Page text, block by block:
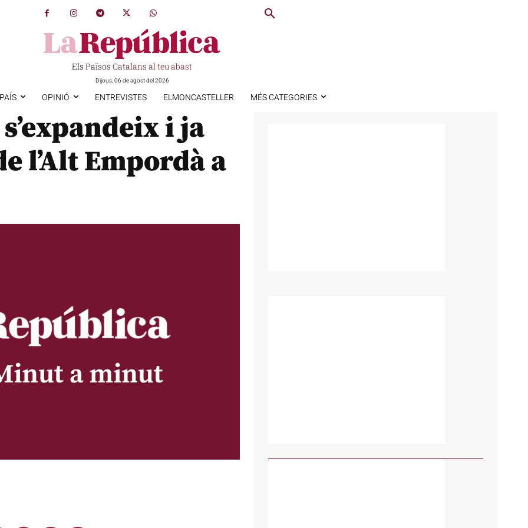
Els Països Catalans al teu abast
Dijous, 06 de agost del 2026
OPINIÓ ENTREVISTES ELMONCASTELLER MÉS CATEGORIES
i ja
l’Alt Empordà a